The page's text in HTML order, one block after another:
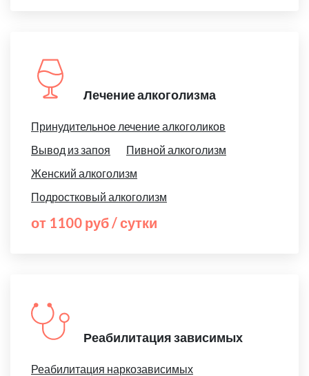
Лечение алкоголизма
Принудительное лечение алкоголиков
Вывод из запоя
Пивной алкоголизм
Женский алкоголизм
Подростковый алкоголизм
от 1100 руб / сутки
Реабилитация зависимых
Реабилитация наркозависимых